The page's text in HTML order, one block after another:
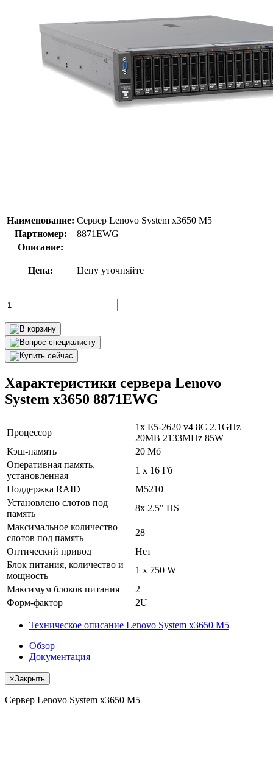
Наименование: Сервер Lenovo System x3650 M5
Партномер:
8871EWG
Описание:
Цена: Цену уточняйте
Характеристики сервера Lenovo
System x3650 8871EWG
Процессор
1x E5-2620 v4 8C 2.1GHz
20MB 2133MHz 85W
Кэш-память
20 Мб
Оперативная память,
установленная
1 х 16 Гб
Поддержка RAID
M5210
Установлено слотов под
память
8x 2.5" HS
Максимальное количество
слотов под память
28
Оптический привод
Нет
Блок питания, количество и
мощность
1 x 750 W
Максимум блоков питания
2
Форм-фактор
2U
Техническое описание Lenovo System x3650 M5
Обзор
Документация
×Закрыть
Сервер Lenovo System x3650 M5